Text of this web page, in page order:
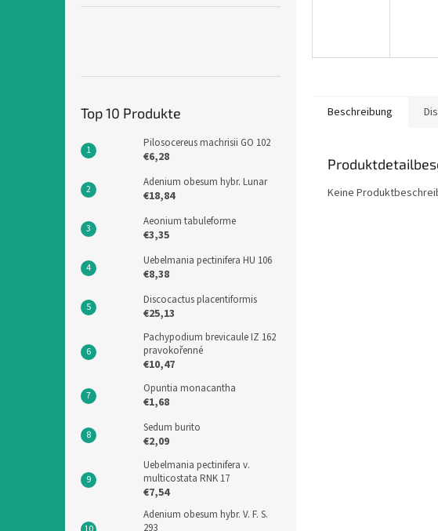
Top 10 Produkte
Pilosocereus machrisii GO 102
€6,28
Adenium obesum hybr. Lunar
€18,84
Aeonium tabuleforme
€3,35
Uebelmania pectinifera HU 106
€8,38
Discocactus placentiformis
€25,13
Pachypodium brevicaule IZ 162
pravokořenné
€10,47
Opuntia monacantha
€1,68
Sedum burito
€2,09
Uebelmania pectinifera v.
multicostata RNK 17
€7,54
Adenium obesum hybr. V. F. S.
Beschreibung
Keine